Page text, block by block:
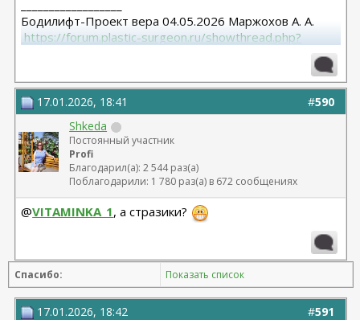
Бодилифт-Проект вера 04.05.2026 Маржохов А. А.
https://forum.plastic-surgeon.ru/showthread.php?
Грудь - ментор 325 сс+ высокий профиль.База 11,5 от
06.04.2023
Липосакция подбородка 18.12.2023
#590
17.01.2026, 18:41
Shkeda
Постоянный участник
Profi
Благодарил(а): 2 544 раз(а)
Поблагодарили: 1 780 раз(а) в 672 сообщениях
@VITAMINKA_1, а стразики?
Спасибо: Показать список
#591
17.01.2026, 18:42